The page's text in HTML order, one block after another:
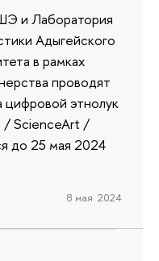
и Лаборатория
Адыгейского
в рамках
проводят
этнолук
/ ScienceArt /
до 25 мая 2024
8 мая 2024